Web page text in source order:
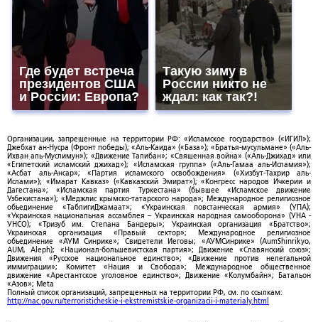
Где будет встреча
президентов США
и России: Европа?
Такую зиму в
России никто не
ждал: как так?!
Организации, запрещенные на территории РФ: «Исламское государство» («ИГИЛ»);
Джебхат ан-Нусра (Фронт победы); «Аль-Каида» («База»); «Братья-мусульмане» («Аль-
Ихван аль-Муслимун»); «Движение Талибан»; «Священная война» («Аль-Джихад» или
«Египетский исламский джихад»); «Исламская группа» («Аль-Гамаа аль-Исламия»);
«Асбат аль-Ансар»; «Партия исламского освобождения» («Хизбут-Тахрир аль-
Ислами»); «Имарат Кавказ» («Кавказский Эмират»); «Конгресс народов Ичкерии и
Дагестана»; «Исламская партия Туркестана» (бывшее «Исламское движение
Узбекистана»); «Меджлис крымско-татарского народа»; Международное религиозное
объединение «ТаблигиДжамаат»; «Украинская повстанческая армия» (УПА);
«Украинская национальная ассамблея – Украинская народная самооборона» (УНА -
УНСО); «Тризуб им. Степана Бандеры»; Украинская организация «Братство»;
Украинская организация «Правый сектор»; Международное религиозное
объединение «АУМ Синрике»; Свидетели Иеговы; «АУМСинрике» (AumShinrikyo,
AUM, Aleph); «Национал-большевистская партия»; Движение «Славянский союз»;
Движения «Русское национальное единство»; «Движение против нелегальной
иммиграции»; Комитет «Нация и Свобода»; Международное общественное
движение «Арестантское уголовное единство»; Движение «Колумбайн»; Батальон
«Азов»; Meta
Полный список организаций, запрещенных на территории РФ, см. по ссылкам:
http://nac.gov.ru/terroristicheskie-i-ekstremistskie-organizacii-i-materialy.html